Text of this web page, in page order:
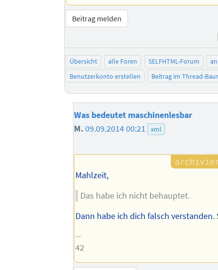
Beitrag melden
Übersicht alle Foren SELFHTML-Forum
Benutzerkonto erstellen
Beitrag im Thread-
Was bedeutet maschinenlesbar
M.09.09.2014 00:21 xml
Mahlzeit,
Das habe ich nicht behauptet.
Dann habe ich dich falsch verstanden.
--
42